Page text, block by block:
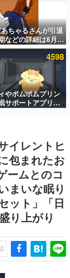
のエピソードをお
は何か？を探ってい
』は、〈試験問題〉
若きクリエイター達
っていきます。
取材し、ゲームが
与えた影響を探る企
なトピック・タイト
ビューや識者による
る決定版！
ーの青春〜
マンガ家・田中圭
ガです。
魅力を画面や操作の
派で骨太な評論連載
ちゃるさんが引退
などの詳細は8月9
配信で説明
4598
やポムポムプリン
サポートアプリ
が配信中。キャラ
イレントヒ
包まれたお
ームとのコ
まいな眠り
ット」「日
り上がり